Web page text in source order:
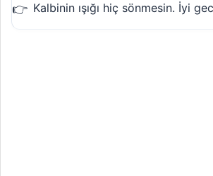
Kalbinin ışığı hiç sönmesin. İyi